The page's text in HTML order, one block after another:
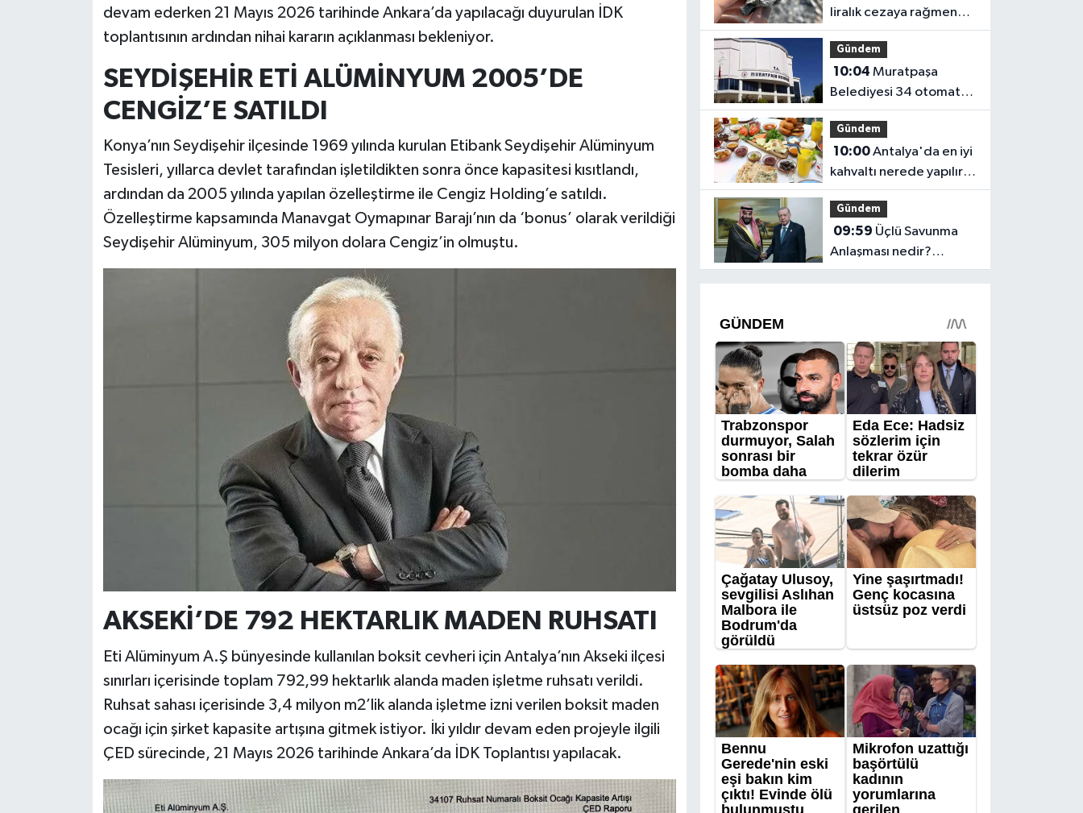
devam ederken 21 Mayıs 2026 tarihinde Ankara’da yapılacağı duyurulan İDK
toplantısının ardından nihai kararın açıklanması bekleniyor.
SEYDİŞEHİR ETİ ALÜMİNYUM 2005’DE
CENGİZ’E SATILDI
Konya’nın Seydişehir ilçesinde 1969 yılında kurulan Etibank Seydişehir Alüminyum
Tesisleri, yıllarca devlet tarafından işletildikten sonra önce kapasitesi kısıtlandı,
ardından da 2005 yılında yapılan özelleştirme ile Cengiz Holding’e satıldı.
Özelleştirme kapsamında Manavgat Oymapınar Barajı’nın da ‘bonus’ olarak verildiği
Seydişehir Alüminyum, 305 milyon dolara Cengiz’in olmuştu.
AKSEKİ’DE 792 HEKTARLIK MADEN RUHSATI
Eti Alüminyum A.Ş bünyesinde kullanılan boksit cevheri için Antalya’nın Akseki ilçesi
sınırları içerisinde toplam 792,99 hektarlık alanda maden işletme ruhsatı verildi.
Ruhsat sahası içerisinde 3,4 milyon m2’lik alanda işletme izni verilen boksit maden
ocağı için şirket kapasite artışına gitmek istiyor. İki yıldır devam eden projeyle ilgili
ÇED sürecinde, 21 Mayıs 2026 tarihinde Ankara’da İDK Toplantısı yapılacak.
liralık cezaya rağmen
ateş yaktılar, caretta
yavrusu öldü
Gündem
10:04
Belediyesi 34 otomat
yerini kiraya veriyor
Gündem
10:00Antalya'da en iyi
kahvaltı nerede yapılır?
Serpme kahvaltı fiyatları
Gündem
09:59
Anlaşması nedir?
Maddeleri ne,